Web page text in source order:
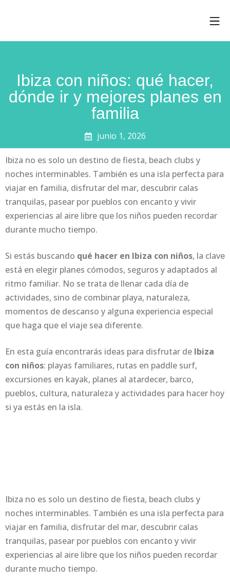
Ibiza con niños: qué hacer,
dónde ir y mejores planes en
familia
junio 1, 2026
Ibiza no es solo un destino de fiesta, beach clubs y
noches interminables. También es una isla perfecta para
viajar en familia, disfrutar del mar, descubrir calas
tranquilas, pasear por pueblos con encanto y vivir
experiencias al aire libre que los niños pueden recordar
durante mucho tiempo.
Si estás buscando qué hacer en Ibiza con niños, la clave
está en elegir planes cómodos, seguros y adaptados al
ritmo familiar. No se trata de llenar cada día de
actividades, sino de combinar playa, naturaleza,
momentos de descanso y alguna experiencia especial
que haga que el viaje sea diferente.
En esta guía encontrarás ideas para disfrutar de Ibiza
con niños: playas familiares, rutas en paddle surf,
excursiones en kayak, planes al atardecer, barco,
pueblos, cultura, naturaleza y actividades para hacer hoy
si ya estás en la isla.
Ibiza no es solo un destino de fiesta, beach clubs y
noches interminables. También es una isla perfecta para
viajar en familia, disfrutar del mar, descubrir calas
tranquilas, pasear por pueblos con encanto y vivir
experiencias al aire libre que los niños pueden recordar
durante mucho tiempo.